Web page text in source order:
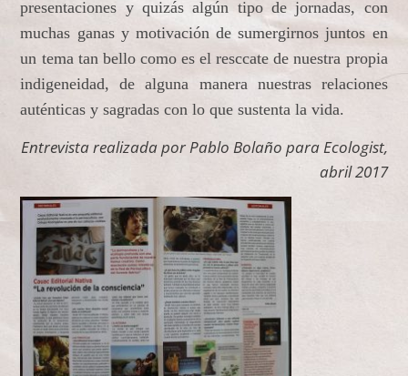
presentaciones y quizás algún tipo de jornadas, con
muchas ganas y motivación de sumergirnos juntos en
un tema tan bello como es el resccate de nuestra propia
indigeneidad, de alguna manera nuestras relaciones
auténticas y sagradas con lo que sustenta la vida.
Entrevista realizada por Pablo Bolaño para Ecologist,
abril 2017